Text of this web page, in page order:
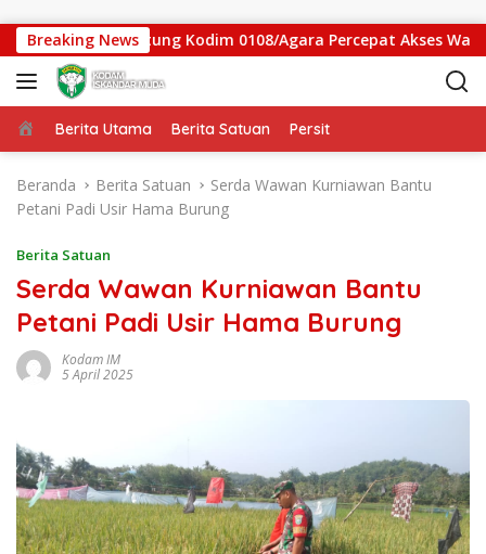
Breaking NewsGantung Kodim 0108/Agara Percepat Akses Warga
Beranda
Berita Utama Berita Satuan Persit
Beranda Berita Satuan
Serda Wawan Kurniawan Bantu
Petani Padi Usir Hama Burung
Berita Satuan
Serda Wawan Kurniawan Bantu
Petani Padi Usir Hama Burung
Kodam IM
5 April 2025